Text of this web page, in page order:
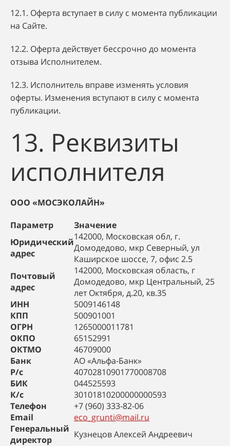
12.1. Оферта вступает в силу с момента публикации
на Сайте.
12.2. Оферта действует бессрочно до момента
отзыва Исполнителем.
12.3. Исполнитель вправе изменять условия
оферты. Изменения вступают в силу с момента
публикации.
13. Реквизиты
исполнителя
ООО «МОСЭКОЛАЙН»
Параметр
Значение
Юридический
адрес
142000, Московская обл, г.
Домодедово, мкр Северный, ул
Каширское шоссе, 7, офис 2.5
Почтовый
адрес
142000, Московская область, г
Домодедово, мкр Центральный, 25
лет Октября, д.20, кв.35
ИНН
5009146148
КПП
500901001
ОГРН
1265000011781
ОКПО
65152991
ОКТМО
46709000
Банк
АО «Альфа-Банк»
Р/с
40702810901770008708
БИК
044525593
К/с
30101810200000000593
Телефон
+7 (960) 333-82-06
Email
eco_grunti@mail.ru
Генеральный
директор
Кузнецов Алексей Андреевич